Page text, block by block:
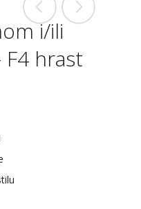
i/ili
hrast